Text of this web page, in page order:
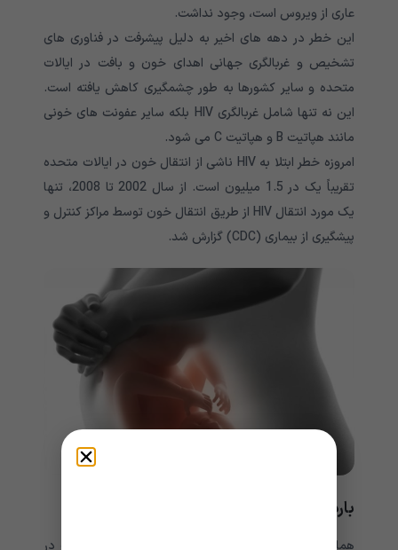
عاری از ویروس است، وجود نداشت.
این خطر در دهه های اخیر به دلیل پیشرفت در فناوری های
تشخیص و غربالگری جهانی اهدای خون و بافت در ایالات
متحده و سایر کشورها به طور چشمگیری کاهش یافته است.
این نه تنها شامل غربالگری HIV بلکه سایر عفونت های خونی
مانند هپاتیت B و هپاتیت C می شود.
امروزه خطر ابتلا به HIV ناشی از انتقال خون در ایالات متحده
تقریباً یک در 1.5 میلیون است. از سال 2002 تا 2008، تنها
یک مورد انتقال HIV از طریق انتقال خون توسط مراکز کنترل و
پیشگیری از بیماری (CDC) گزارش شد.
بارداری و شیوع HIV
همانند انتقال خون، خطر ابتلا به HIV از مادر به کودک در